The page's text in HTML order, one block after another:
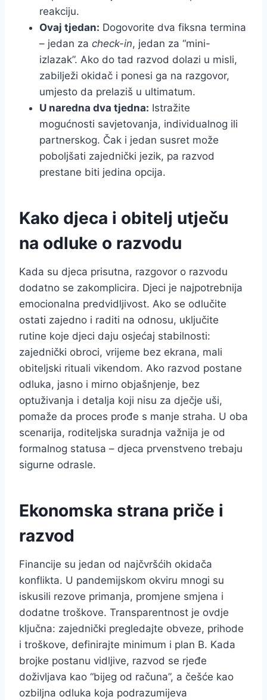
reakciju.
Ovaj tjedan: Dogovorite dva fiksna termina
– jedan za check-in, jedan za “mini-
izlazak”. Ako do tad razvod dolazi u misli,
zabilježi okidač i ponesi ga na razgovor,
umjesto da prelaziš u ultimatum.
U naredna dva tjedna: Istražite
mogućnosti savjetovanja, individualnog ili
partnerskog. Čak i jedan susret može
poboljšati zajednički jezik, pa razvod
prestane biti jedina opcija.
Kako djeca i obitelj utječu
na odluke o razvodu
Kada su djeca prisutna, razgovor o razvodu
dodatno se zakomplicira. Djeci je najpotrebnija
emocionalna predvidljivost. Ako se odlučite
ostati zajedno i raditi na odnosu, uključite
rutine koje djeci daju osjećaj stabilnosti:
zajednički obroci, vrijeme bez ekrana, mali
obiteljski rituali vikendom. Ako razvod postane
odluka, jasno i mirno objašnjenje, bez
optuživanja i detalja koji nisu za dječje uši,
pomaže da proces prođe s manje straha. U oba
scenarija, roditeljska suradnja važnija je od
formalnog statusa – djeca prvenstveno trebaju
sigurne odrasle.
Ekonomska strana priče i
razvod
Financije su jedan od najčvršćih okidača
konflikta. U pandemijskom okviru mnogi su
iskusili rezove primanja, promjene smjena i
dodatne troškove. Transparentnost je ovdje
ključna: zajednički pregledajte obveze, prihode
i troškove, definirajte minimum i plan B. Kada
brojke postanu vidljive, razvod se rjeđe
doživljava kao “bijeg od računa”, a češće kao
ozbiljna odluka koja podrazumijeva